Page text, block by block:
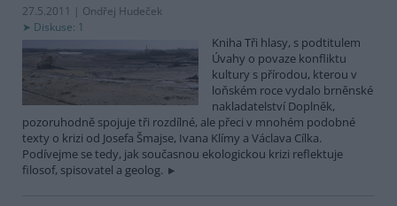
27.5.2011 | Ondřej Hudeček
Diskuse: 1
Kniha Tři hlasy, s podtitulem
Úvahy o povaze konfliktu
kultury s přírodou, kterou v
loňském roce vydalo brněnské
nakladatelství Doplněk,
pozoruhodně spojuje tři rozdílné, ale přeci v mnohém podobné
texty o krizi od Josefa Šmajse, Ivana Klímy a Václava Cílka.
Podívejme se tedy, jak současnou ekologickou krizi reflektuje
filosof, spisovatel a geolog.